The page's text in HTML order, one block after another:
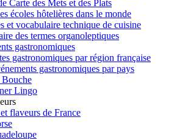
Carte des Mets et des Plats
écoles hôtelières dans le monde
et vocabulaire technique de cuisine
des termes organoleptiques
gastronomiques
gastronomiques par région française
gastronomiques par pays
Lingo
flaveurs de France